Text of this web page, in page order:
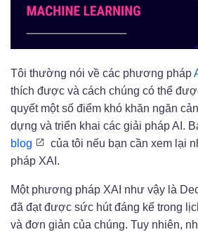
Tôi thường nói về các phương pháp
thích được và cách chúng có thể
quyết một số điểm khó khăn ngăn
dựng và triển khai các giải pháp AI.
blog
của tôi nếu bạn cần xem lại
pháp XAI.
Một phương pháp XAI như vậy là
đã đạt được sức hút đáng kể trong
và đơn giản của chúng. Tuy nhiên,